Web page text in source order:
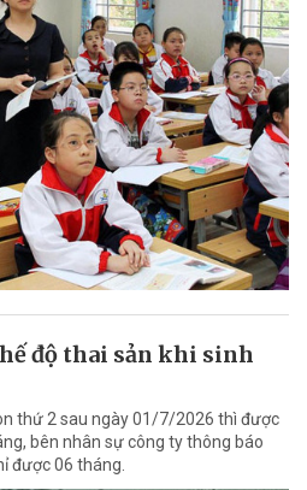
độ thai sản khi sinh
thứ 2 sau ngày 01/7/2026 thì được
bên nhân sự công ty thông báo
được 06 tháng.